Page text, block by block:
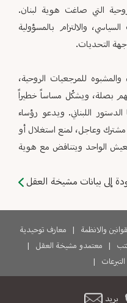
التي صاغت هوية لبنان.
والالتزام بالمسؤولية
التحديات.
للمرجعيات الروحية،
بصلة، ويشكّل مساساً خطيراً
الدستور اللبناني. ويدعو رؤساء
مشترك وعاجل، لمنع استغلال أو
الواحد ويتناقض مع هوية
إلى بيانات مشيخة العقل
والانظمة |
معارف توحيدية
| معتمدو مشيخة العقل
|
التبرعات |
بريد